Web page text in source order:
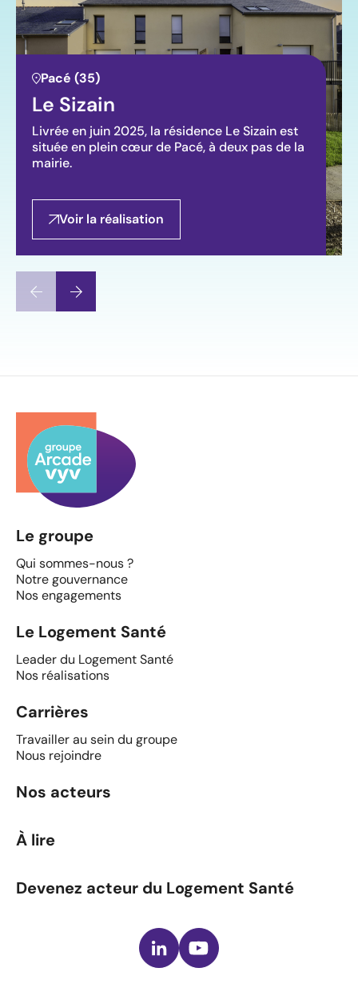
Pacé (35)
Le Sizain
Livrée en juin 2025, la résidence Le Sizain est
située en plein cœur de Pacé, à deux pas de la
mairie.
Voir la réalisation
Le groupe
Qui sommes-nous ?
Notre gouvernance
Nos engagements
Le Logement Santé
Leader du Logement Santé
Nos réalisations
Carrières
Travailler au sein du groupe
Nous rejoindre
Nos acteurs
À lire
Devenez acteur du Logement Santé
LinkedInYoutube